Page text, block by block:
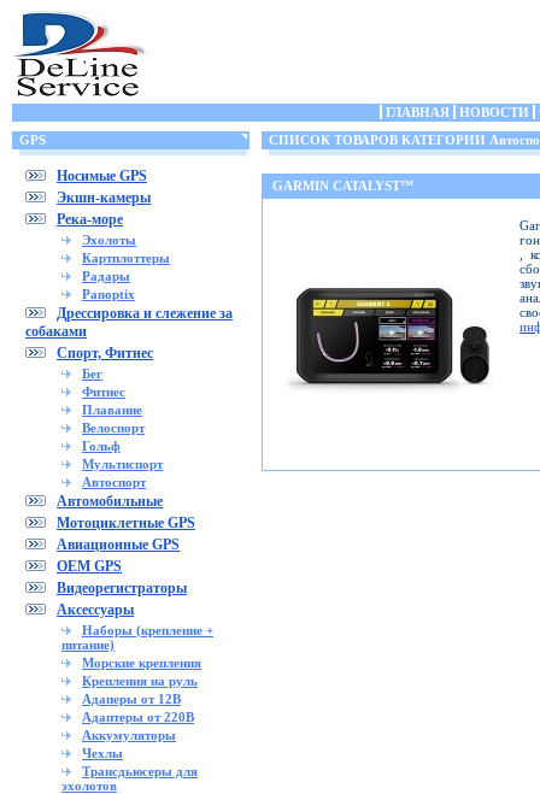
ГЛАВНАЯ НОВОСТИ
GPS
Носимые GPS
Экшн-камеры
Река-море
Эхолоты
Картплоттеры
Радары
Panoptix
Дрессировка и слежение за
собаками
Спорт, Фитнес
Бег
Фитнес
Плавание
Велоспорт
Гольф
Мультиспорт
Автоспорт
Автомобильные
Мотоциклетные GPS
Авиационные GPS
OEM GPS
Видеорегистраторы
Аксессуары
Наборы (крепление +
питание)
Морские крепления
Крепления на руль
Адаперы от 12В
Адаптеры от 220В
Аккумуляторы
Чехлы
Трансдьюсеры для
эхолотов
СПИСОК ТОВАРОВ КАТЕГОРИИ
GARMIN CATALYST™
,